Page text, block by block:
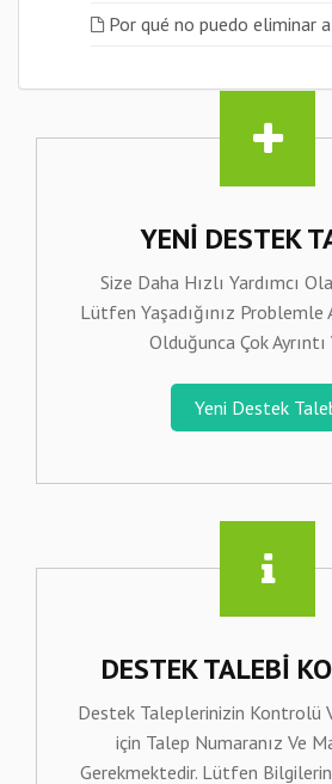
Por qué no puedo eliminar
YENI DESTEK
Size Daha Hızlı Yardımcı
Lütfen Yaşadığınız Problemle
Olduğunca Çok Ayrıntı
Yeni Destek
DESTEK TALEBI
Destek Taleplerinizin Kontrolü
için Talep Numaranız Ve
Gerekmektedir. Lütfen